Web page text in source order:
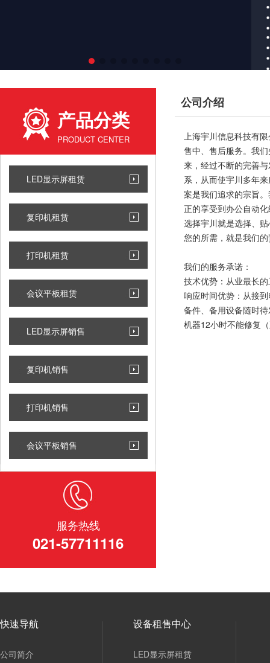
产品分类
PRODUCT CENTER
LED显示屏租赁
复印机租赁
打印机租赁
会议平板租赁
LED显示屏销售
复印机销售
打印机销售
会议平板销售
服务热线
021-57711116
公司介绍
上海宇川信息科技有
售中、售后服务。我
来，经过不断的完善
系，从而使宇川多年
案是我们追求的宗旨
正的享受到办公自动
选择宇川就是选择、
您的所需，就是我们
我们的服务承诺：
技术优势：从业最长
响应时间优势：从接
备件、备用设备随时
机器12小时不能修复
快速导航
公司简介
设备租售中心
LED显示屏租赁